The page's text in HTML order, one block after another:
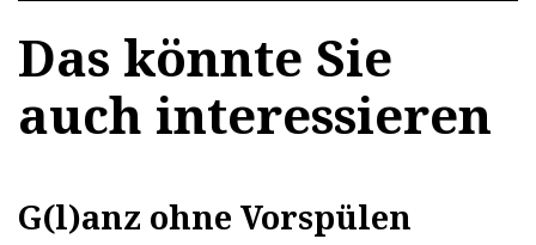
Das könnte Sie
auch interessieren
G(l)anz ohne Vorspülen